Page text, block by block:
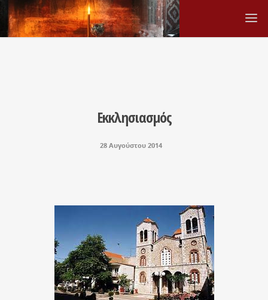
Εκκλησιασμός
28 Αυγούστου 2014